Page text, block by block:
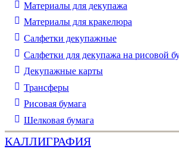
Материалы для декупажа
Материалы для кракелюра
Cалфетки декупажные
Салфетки для декупажа на рисовой
Декупажные карты
Трансферы
Рисовая бумага
Шелковая бумага
КАЛЛИГРАФИЯ